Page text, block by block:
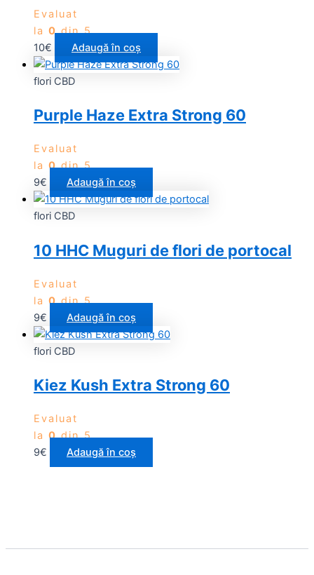
Evaluat
la 0din 5
10€ Adaugă în coș
flori CBD
Purple Haze Extra Strong 60
Evaluat
la 0din 5
9€ Adaugă în coș
flori CBD
10 HHC Muguri de flori de portocal
Evaluat
la 0din 5
9€ Adaugă în coș
flori CBD
Kiez Kush Extra Strong 60
Evaluat
la 0din 5
9€ Adaugă în coș